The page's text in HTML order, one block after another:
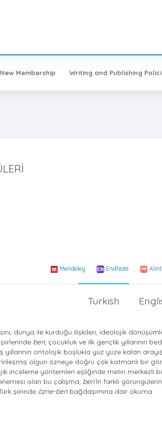
Membership Writing and Publishing
Mendeley EndNote
Turkish
dünya ile kurduğu ilişkileri, ideolojik
ben; çocukluk ve ilk gençlik yıllarının
ontolojik boşlukla yüz yüze kalan arayış
olgun özneye doğru çok katmanlı bir
inceleme yöntemleri eşliğinde metin merkezli
olan bu çalışma, ben’in farklı
şiirinde özne-benbağdaşımına dair okuma